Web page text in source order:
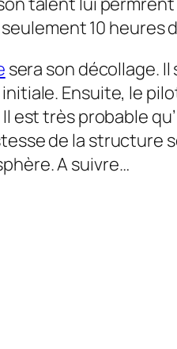
10 heures
sera son décollage.
Ensuite, le
est très probable
de la
A suivre…